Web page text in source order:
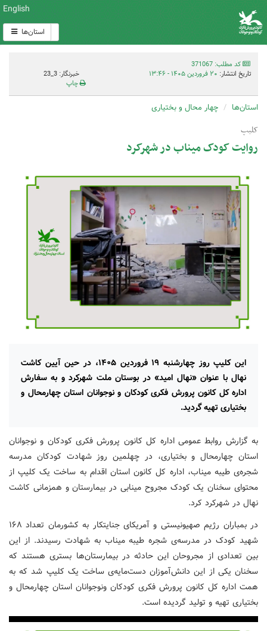
English
استان‌ها
کد مطلب: 371067
تاریخ انتشار: ۲۰ فروردین ۱۴۰۵ - ۱۳:۴۶
خبرنگار: 3_23
چاپ
استان‌ها چهار محال و بختیاری
کلیپ
روایت کودک میناب در شهرکرد
این کلیپ روز چهارشنبه ۱۹ فروردین ۱۴۰۵، در حین آیین کاشت
نهال با عنوان «نهال امید» در بوستان ملت شهرکرد و به سفارش
اداره کل کانون پرورش فکری کودکان و نوجوانان استان چهارمحال و
بختیاری تهیه گردید.
به گزارش روابط عمومی اداره کل کانون پرورش فکری کودکان و نوجوانان
استان چهارمحال و بختیاری، در چهلمین روز شهادت کودکان مدرسه
شجره‌ی طیبه میناب، اداره کل کانون استان اقدام به ساخت یک کلیپ از
محتوای سخنان یک کودک مجروح مینابی در بیمارستان و همزمانی کاشت
نهال در شهرکرد کرد.
در بمباران رژیم صهیونیستی و آمریکای جنایتکار به کشورمان تعداد ۱۶۸
شهید کودک در مدرسه‌ی شجره طیبه میناب به شهادت رسیدند. از این
بین تعدادی از مجروحان این حادثه در بیمارستان‌ها بستری هستند که
سخنان یکی از این دانش‌آموزان دست‌مایه‌ی ساخت یک کلیپ شد که به
همت اداره کل کانون پرورش فکری کودکان ونوجوانان استان چهارمحال و
بختیاری تهیه و تولید گردیده است.